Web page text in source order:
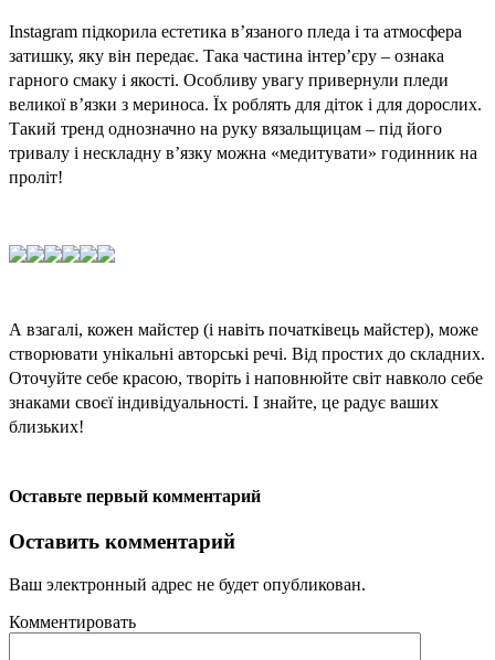
Instagram підкорила естетика в’язаного пледа і та атмосфера
затишку, яку він передає. Така частина інтер’єру – ознака
гарного смаку і якості. Особливу увагу привернули пледи
великої в’язки з мериноса. Їх роблять для діток і для дорослих.
Такий тренд однозначно на руку вязальщицам – під його
тривалу і нескладну в’язку можна «медитувати» годинник на
проліт!
А взагалі, кожен майстер (і навіть початківець майстер), може
створювати унікальні авторські речі. Від простих до складних.
Оточуйте себе красою, творіть і наповнюйте світ навколо себе
знаками своєї індивідуальності. І знайте, це радує ваших
близьких!
Оставьте первый комментарий
Оставить комментарий
Ваш электронный адрес не будет опубликован.
Комментировать